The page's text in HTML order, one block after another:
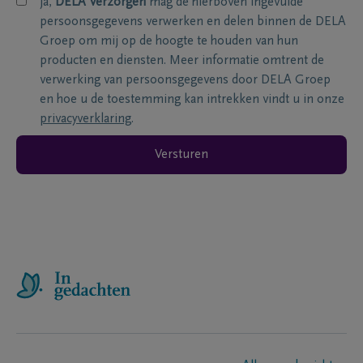
persoonsgegevens verwerken en delen binnen de DELA
Groep om mij op de hoogte te houden van hun
producten en diensten. Meer informatie omtrent de
verwerking van persoonsgegevens door DELA Groep
en hoe u de toestemming kan intrekken vindt u in onze
privacyverklaring.
Versturen